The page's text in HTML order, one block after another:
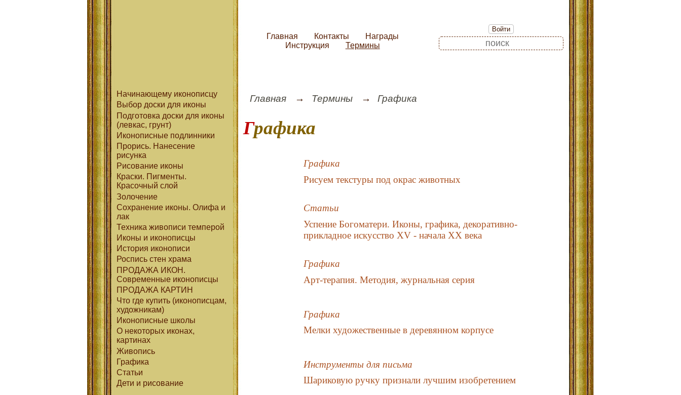
Главная Контакты
Награды
Инструкция
Термины
Войти
Начинающему иконописцу
Выбор доски для иконы
Подготовка доски для иконы
(левкас, грунт)
Иконописные подлинники
Прорись. Нанесение
рисунка
Рисование иконы
Краски. Пигменты.
Красочный слой
Золочение
Сохранение иконы. Олифа и
лак
Техника живописи темперой
Иконы и иконописцы
История иконописи
Роспись стен храма
ПРОДАЖА ИКОН.
Современные иконописцы
ПРОДАЖА КАРТИН
Что где купить (иконописцам,
художникам)
Иконописные школы
О некоторых иконах,
картинах
Живопись
Графика
Статьи
Дети и рисование
Главная Термины Графика
Графика
Графика
Рисуем текстуры под окрас животных
Статьи
Успение Богоматери. Иконы, графика, декоративно-
прикладное искусство XV - начала XX века
Графика
Арт-терапия. Методия, журнальная серия
Графика
Мелки художественные в деревянном корпусе
Инструменты для письма
Шариковую ручку признали лучшим изобретением